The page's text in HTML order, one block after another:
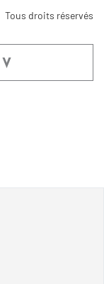
Tous droits réservés